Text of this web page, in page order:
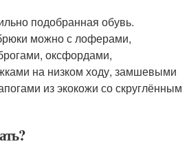
подобранная обувь.
можно с лоферами,
оксфордами,
на низком ходу, замшевыми
из экокожи со скруглённым